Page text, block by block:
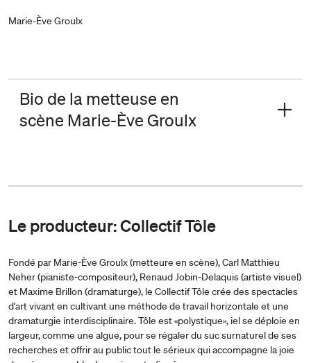
Marie-Ève Groulx
Bio de la metteuse en
scène Marie-Ève Groulx
Le producteur: Collectif Tôle
Fondé par Marie-Ève Groulx (metteure en scène), Carl Matthieu
Neher (pianiste-compositeur), Renaud Jobin-Delaquis (artiste visuel)
et Maxime Brillon (dramaturge), le Collectif Tôle crée des spectacles
d'art vivant en cultivant une méthode de travail horizontale et une
dramaturgie interdisciplinaire. Tôle est «polystique», iel se déploie en
largeur, comme une algue, pour se régaler du suc surnaturel de ses
recherches et offrir au public tout le sérieux qui accompagne la joie